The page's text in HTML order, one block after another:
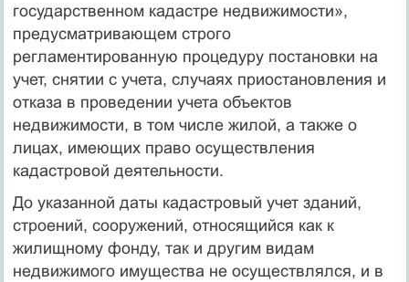
государственном кадастре недвижимости»,
предусматривающем строго
регламентированную процедуру постановки на
учет, снятии с учета, случаях приостановления и
отказа в проведении учета объектов
недвижимости, в том числе жилой, а также о
лицах, имеющих право осуществления
кадастровой деятельности.
До указанной даты кадастровый учет зданий,
строений, сооружений, относящийся как к
жилищному фонду, так и другим видам
недвижимого имущества не осуществлялся, и в